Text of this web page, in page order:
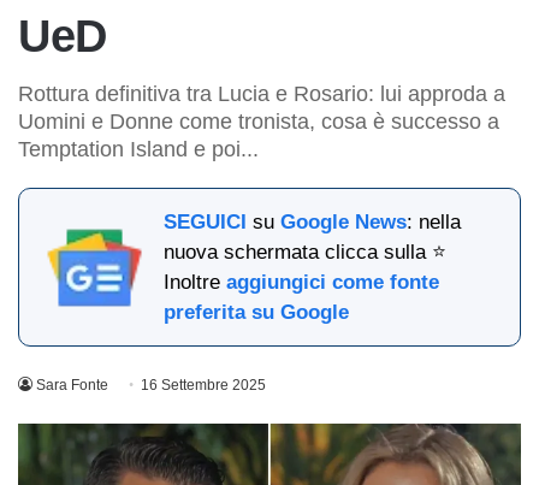
UeD
Rottura definitiva tra Lucia e Rosario: lui approda a
Uomini e Donne come tronista, cosa è successo a
Temptation Island e poi...
SEGUICI suGoogle News: nella
nuova schermata clicca sulla ⭐
Inoltreaggiungici come fonte
preferita su Google
Sara Fonte 16 Settembre 2025